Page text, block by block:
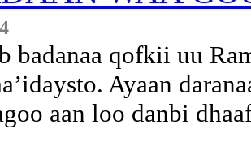
badanaa qofkii uu
Ayaan
aan loo danbi